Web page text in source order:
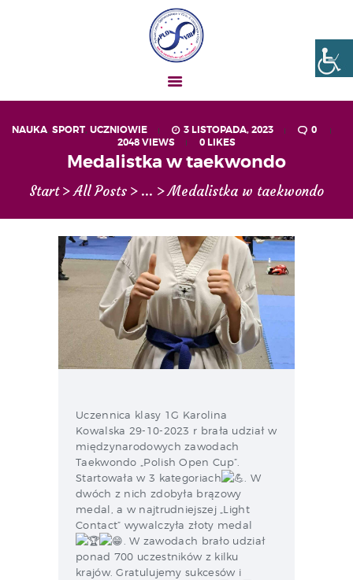
NAUKA, SPORT, UCZNIOWIE 3 LISTOPADA, 2023
0
2048VIEWS 0 LIKES
Medalistka w taekwondo
Start All Posts ... Medalistka w taekwondo
Liceum nr VIII Opole
AKTUALNOŚCI
OGŁOSZENIA
UCZEŃ – RODZIC
O NAS
MATURA
REKRUTACJA
PROJEKTY
GALERIA ZDJĘĆ
KONTAKT
Uczennica klasy 1G Karolina
Kowalska 29-10-2023 r brała udział w
międzynarodowych zawodach
Taekwondo „Polish Open Cup”.
Startowała w 3 kategoriach
. W
dwóch z nich zdobyła brązowy
medal, a w najtrudniejszej „Light
Contact” wywalczyła złoty medal
. W zawodach brało udział
ponad 700 uczestników z kilku
krajów. Gratulujemy sukcesów i